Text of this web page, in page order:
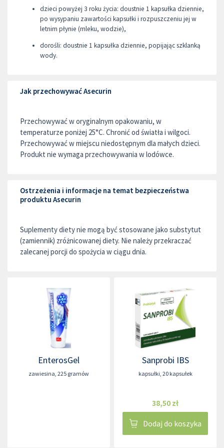
dzieci powyżej 3 roku życia: doustnie 1 kapsułka dziennie,
po wysypaniu zawartości kapsułki i rozpuszczeniu jej w
letnim płynie (mleku, wodzie),
dorośli: doustnie 1 kapsułka dziennie, popijając szklanką
wody.
Jak przechowywać Asecurin
Przechowywać w oryginalnym opakowaniu, w
temperaturze poniżej 25°C. Chronić od światła i wilgoci.
Przechowywać w miejscu niedostępnym dla małych dzieci.
Produkt nie wymaga przechowywania w lodówce.
Ostrzeżenia i informacje na temat bezpieczeństwa
produktu Asecurin
Suplementy diety nie mogą być stosowane jako substytut
(zamiennik) zróżnicowanej diety. Nie należy przekraczać
zalecanej porcji do spożycia w ciągu dnia.
EnterosGel
zawiesina, 225 gramów
Sanprobi IBS
kapsułki, 20 kapsułek
38,50 zł
Dodaj do koszyka